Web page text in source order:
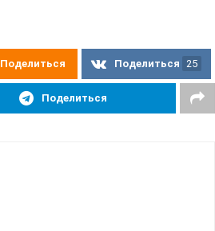
Поделиться Поделиться 25
Поделиться